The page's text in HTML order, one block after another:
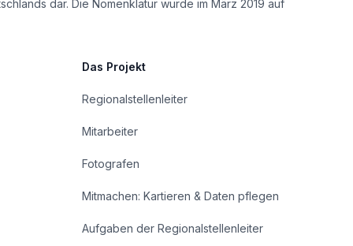
dar. Die Nomenklatur wurde im März 2019 auf
Das Projekt
Regionalstellenleiter
Mitarbeiter
Fotografen
Mitmachen: Kartieren & Daten pflegen
Aufgaben der Regionalstellenleiter